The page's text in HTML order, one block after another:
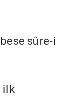
sûre-i
ilk